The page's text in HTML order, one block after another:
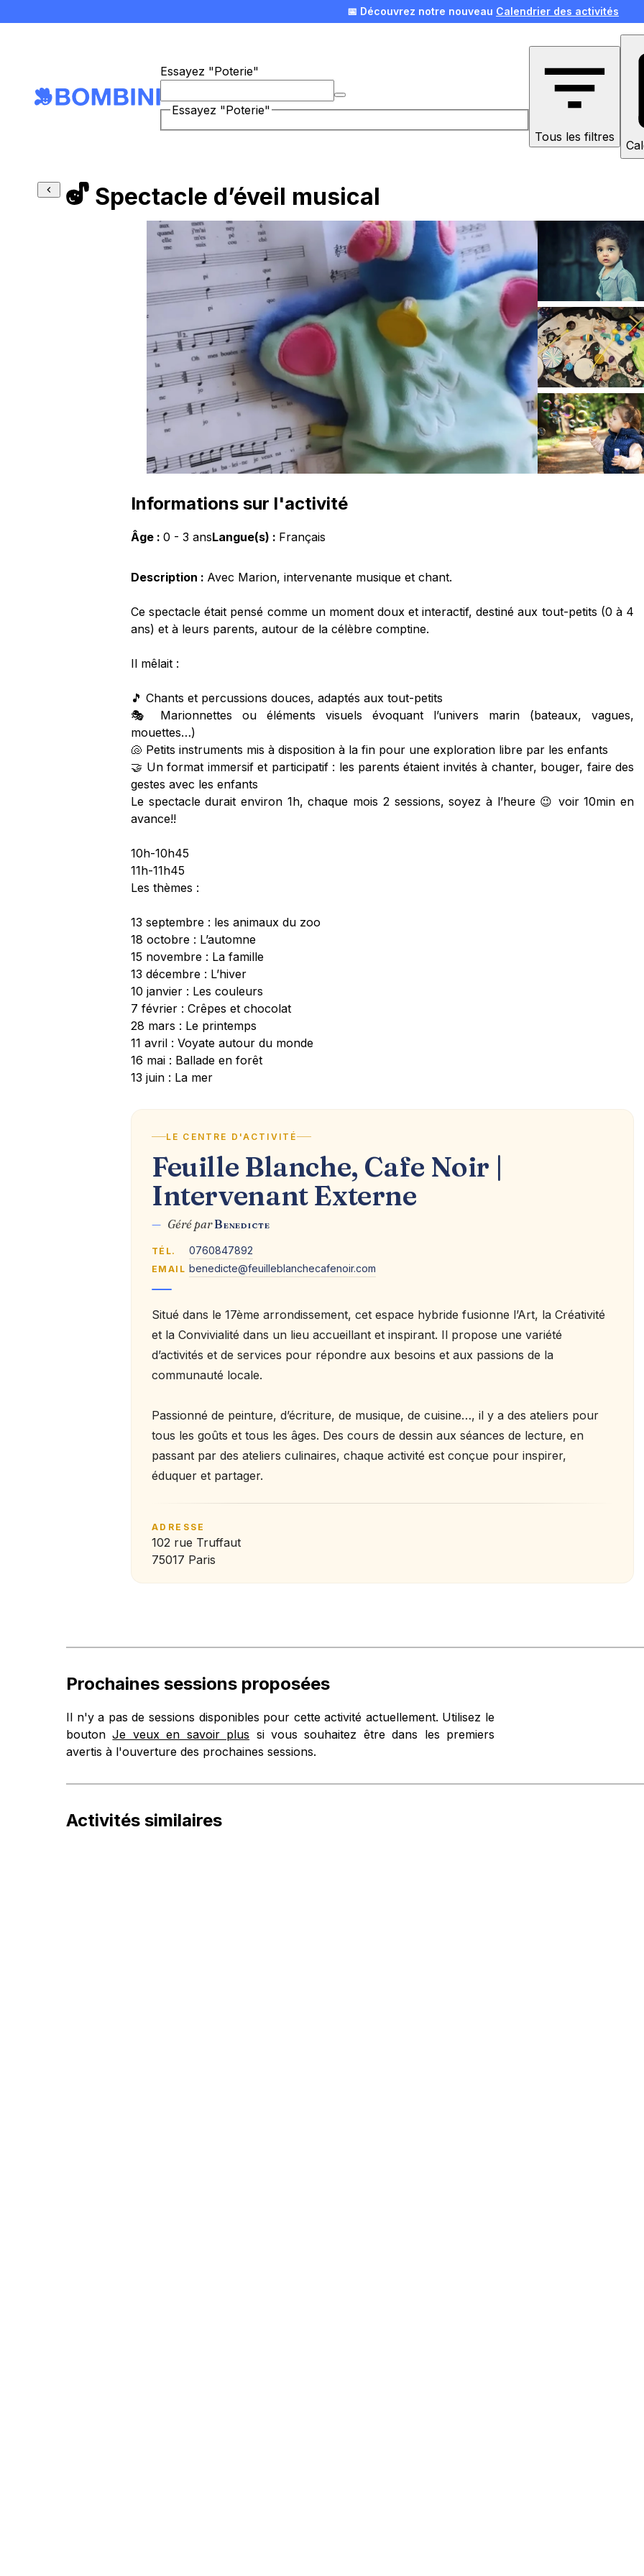
📅 Découvrez notre nouveau Calendrier des activités
Essayez "Poterie"
Essayez "Poterie"
Tous les filtres
Spectacle d’éveil musical
Informations sur l'activité
Âge : 0 - 3 ansLangue(s) : Français
Description : Avec Marion, intervenante musique et chant.
Ce spectacle était pensé comme un moment doux et interactif, destiné aux tout-petits (0 à 4
ans) et à leurs parents, autour de la célèbre comptine.
Il mêlait :
🎵 Chants et percussions douces, adaptés aux tout-petits
🎭 Marionnettes ou éléments visuels évoquant l’univers marin (bateaux, vagues,
mouettes…)
🐚 Petits instruments mis à disposition à la fin pour une exploration libre par les enfants
🤝 Un format immersif et participatif : les parents étaient invités à chanter, bouger, faire des
gestes avec les enfants
Le spectacle durait environ 1h, chaque mois 2 sessions, soyez à l’heure 😉 voir 10min en
avance!!
10h-10h45
11h-11h45
Les thèmes :
13 septembre : les animaux du zoo
18 octobre : L’automne
15 novembre : La famille
13 décembre : L’hiver
10 janvier : Les couleurs
7 février : Crêpes et chocolat
28 mars : Le printemps
11 avril : Voyate autour du monde
16 mai : Ballade en forêt
13 juin : La mer
LE CENTRE D'ACTIVITÉ
Feuille Blanche, Cafe Noir |
Intervenant Externe
— Géré par Benedicte
TÉL. 0760847892
EMAIL benedicte@feuilleblanchecafenoir.com
Situé dans le 17ème arrondissement, cet espace hybride fusionne l’Art, la Créativité
et la Convivialité dans un lieu accueillant et inspirant. Il propose une variété
d’activités et de services pour répondre aux besoins et aux passions de la
communauté locale.
Passionné de peinture, d’écriture, de musique, de cuisine…, il y a des ateliers pour
tous les goûts et tous les âges. Des cours de dessin aux séances de lecture, en
passant par des ateliers culinaires, chaque activité est conçue pour inspirer,
éduquer et partager.
ADRESSE
102 rue Truffaut
75017 Paris
Prochaines sessions proposées
Il n'y a pas de sessions disponibles pour cette activité actuellement. Utilisez le
bouton Je veux en savoir plus si vous souhaitez être dans les premiers
avertis à l'ouverture des prochaines sessions.
Activités similaires